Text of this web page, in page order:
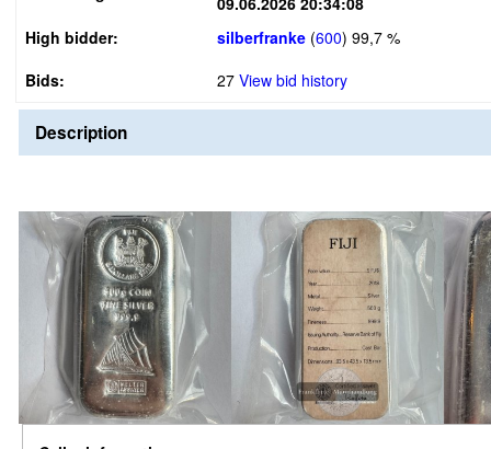
High bidder:
silberfranke (600) 99,7 %
Bids:
27 View bid history
Description